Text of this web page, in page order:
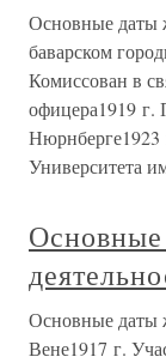
Основные даты
баварском
Комиссован в
офицера1919
Нюрнберге1923
Университета
Основные даты
Вене1917 г.